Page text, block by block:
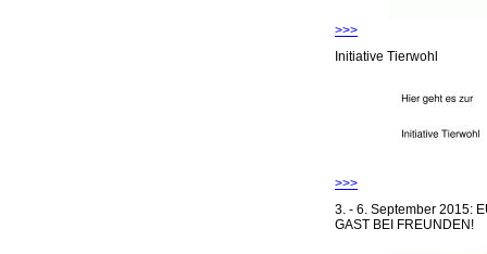
>>>
Initiative Tierwohl
>>>
3. - 6. September 2015:
GAST BEI FREUNDEN!